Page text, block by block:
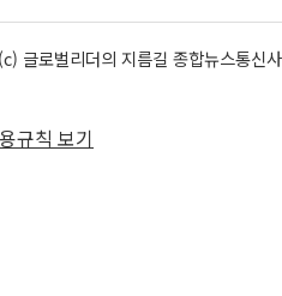
글로벌리더의 지름길 종합뉴스통
규칙 보기